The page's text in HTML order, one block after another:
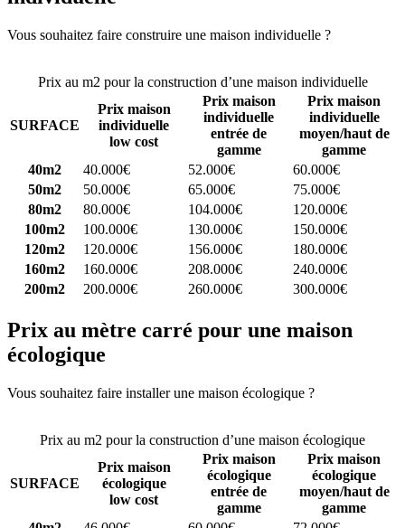
Vous souhaitez faire construire une maison individuelle ?
Prix au m2 pour la construction d’une maison individuelle
SURFACE
Prix maison
individuelle
low cost
Prix maison
individuelle
entrée de
gamme
Prix maison
individuelle
moyen/haut de
gamme
40m2
40.000€ 52.000€
60.000€
50m2
50.000€ 65.000€
75.000€
80m2
80.000€ 104.000€
120.000€
100m2
100.000€ 130.000€
150.000€
120m2
120.000€ 156.000€
180.000€
160m2
160.000€ 208.000€
240.000€
200m2
200.000€ 260.000€ 300.000€
Prix au mètre carré pour une maison
écologique
Vous souhaitez faire installer une maison écologique ?
Prix au m2 pour la construction d’une maison écologique
SURFACE
Prix maison
écologique
low cost
Prix maison
écologique
entrée de
gamme
Prix maison
écologique
moyen/haut de
gamme